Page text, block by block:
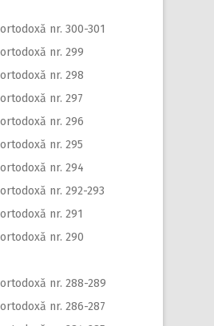
nr. 300-301
nr. 299
nr. 298
nr. 297
nr. 296
nr. 295
nr. 294
nr. 292-293
nr. 291
nr. 290
nr. 288-289
nr. 286-287